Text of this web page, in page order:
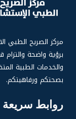
مركز الصر
برؤية واضحة
والخدمات الطبية
بصحتكم ورفاهيتكم.
روابط سريعة